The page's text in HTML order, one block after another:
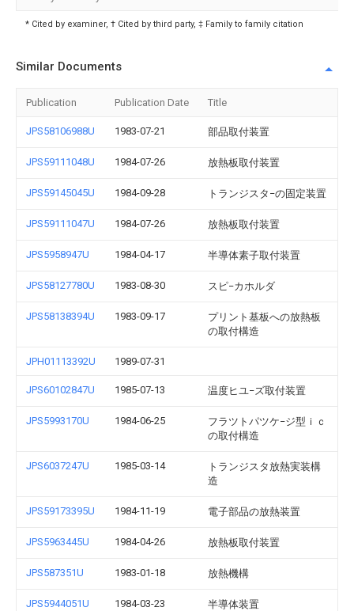
* Cited by examiner, † Cited by third party, ‡ Family to family citation
Similar Documents
Publication Publication Date Title
JPS58106988U 1983-07-21 部品取付装置
JPS59111048U 1984-07-26 放熱板取付装置
JPS59145045U 1984-09-28 トランジスタ−の固定装置
JPS59111047U 1984-07-26 放熱板取付装置
JPS5958947U 1984-04-17 半導体素子取付装置
JPS58127780U 1983-08-30 スピ−カホルダ
JPS58138394U 1983-09-17
プリント基板への放熱板
の取付構造
JPH01113392U 1989-07-31
JPS60102847U 1985-07-13 温度ヒユ−ズ取付装置
JPS5993170U 1984-06-25
フラツトパツケ−ジ型ｉｃ
の取付構造
JPS6037247U 1985-03-14
トランジスタ放熱実装構
造
JPS59173395U 1984-11-19 電子部品の放熱装置
JPS5963445U 1984-04-26 放熱板取付装置
JPS587351U 1983-01-18 放熱機構
JPS5944051U 1984-03-23 半導体装置